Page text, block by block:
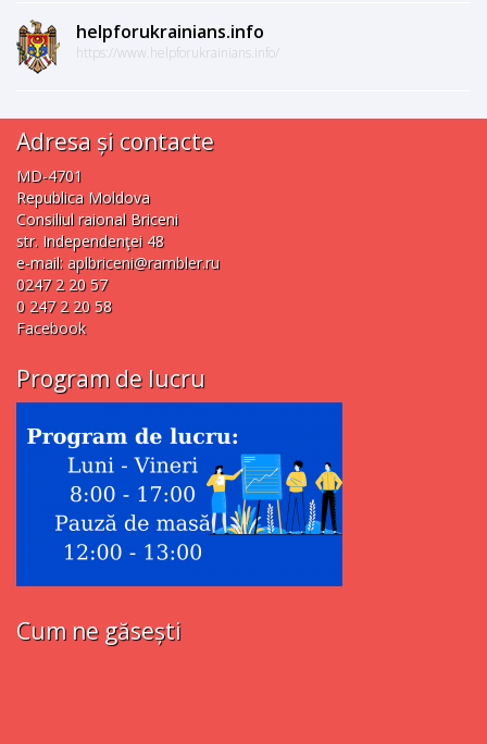
helpforukrainians.info
https://www.helpforukrainians.info/
Adresa și contacte
MD-4701
Republica Moldova
Consiliul raional Briceni
str. Independenţei 48
e-mail: aplbriceni@rambler.ru
0247 2 20 57
0 247 2 20 58
Facebook
Program de lucru
Cum ne găsești